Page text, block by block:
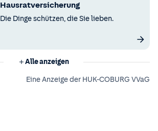
Hausratversicherung
Die Dinge schützen, die Sie lieben.
Alle anzeigen
Eine Anzeige der HUK-COBURG VVaG